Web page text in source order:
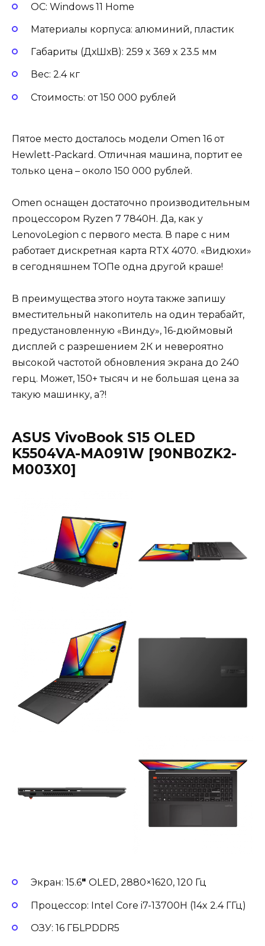
ОС: Windows 11 Home
Материалы корпуса: алюминий, пластик
Габариты (ДхШхВ): 259 x 369 x 23.5 мм
Вес: 2.4 кг
Стоимость: от 150 000 рублей
Пятое место досталось модели Omen 16 от
Hewlett-Packard. Отличная машина, портит ее
только цена – около 150 000 рублей.
Omen оснащен достаточно производительным
процессором Ryzen 7 7840H. Да, как у
LenovoLegion с первого места. В паре с ним
работает дискретная карта RTX 4070. «Видюхи»
в сегодняшнем ТОПе одна другой краше!
В преимущества этого ноута также запишу
вместительный накопитель на один терабайт,
предустановленную «Винду», 16-дюймовый
дисплей с разрешением 2К и невероятно
высокой частотой обновления экрана до 240
герц. Может, 150+ тысяч и не большая цена за
такую машинку, а?!
ASUS VivoBook S15 OLED
K5504VA-MA091W [90NB0ZK2-
M003X0]
Экран: 15.6″ OLED, 2880×1620, 120 Гц
Процессор: Intel Core i7-13700H (14x 2.4 ГГц)
ОЗУ: 16 ГБLPDDR5